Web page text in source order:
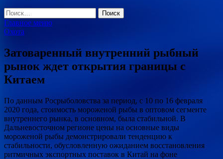
Найти:
Главное меню
Охота
Затоваренный внутренний рыбный
рынок ждет открытия границы с
Китаем
По данным Росрыболовства за период, с 10 по 16 февраля
2020 года, стоимость мороженой рыбы в оптовом сегменте
внутреннего рынка, в основном, была стабильной. В
Дальневосточном регионе цены на основные виды
мороженой рыбы демонстрировали тенденцию к
стабильности, обусловленную ожиданием восстановления
ритмичных экспортных поставок в Китай на фоне